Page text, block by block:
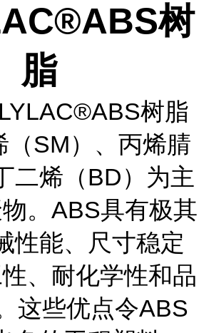
树
脂
树脂
（SM）、丙烯腈
二烯（BD）为主
。ABS具有极其
性能、尺寸稳定
、耐化学性和品
这些优点令ABS